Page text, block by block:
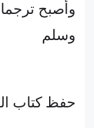
وأصبح
وسلم
حفظ كتاب